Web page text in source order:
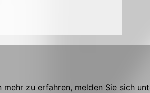
zu erfahren, melden Sie sich